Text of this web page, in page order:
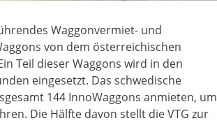
Waggonvermiet- und
von dem österreichischen
Teil dieser Waggons wird in den
eingesetzt. Das schwedische
144 InnoWaggons anmieten, um
Die Hälfte davon stellt die VTG zur